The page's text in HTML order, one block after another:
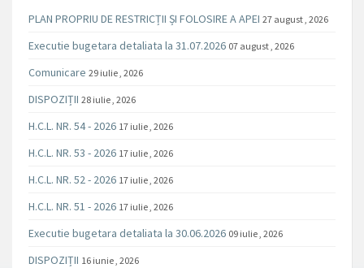
PLAN PROPRIU DE RESTRICȚII ȘI FOLOSIRE A APEI 27 august , 2026
Executie bugetara detaliata la 31.07.2026 07 august , 2026
Comunicare 29 iulie , 2026
DISPOZIȚII 28 iulie , 2026
H.C.L. NR. 54 - 2026 17 iulie , 2026
H.C.L. NR. 53 - 2026 17 iulie , 2026
H.C.L. NR. 52 - 2026 17 iulie , 2026
H.C.L. NR. 51 - 2026 17 iulie , 2026
Executie bugetara detaliata la 30.06.2026 09 iulie , 2026
DISPOZIȚII 16 iunie , 2026